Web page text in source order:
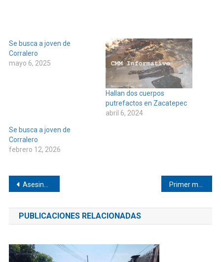
Se busca a joven de
Corralero
mayo 6, 2025
Hallan dos cuerpos
putrefactos en Zacatepec
abril 6, 2024
Se busca a joven de
Corralero
febrero 12, 2026
Navegación
de
entradas
Asesinan a vecino de Pinotepa
PUBLICACIONES RELACIONADAS